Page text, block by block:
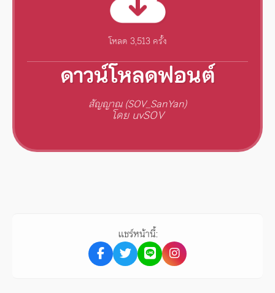
โหลด 3,513 ครั้ง
ดาวน์โหลดฟอนต์
สัญญาณ (SOV_SanYan)
โดย uvSOV
แชร์หน้านี้: